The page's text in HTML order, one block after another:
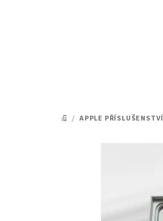
DOMŮ
/ APPLE PŘÍSLUŠENSTVÍ